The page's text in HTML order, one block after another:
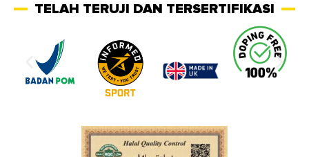
TELAH TERUJI DAN TERSERTIFIKASI